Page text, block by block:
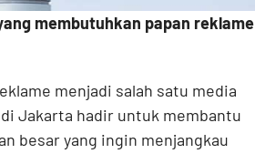
membutuhkan papan reklame
menjadi salah satu media
Jakarta hadir untuk membantu
besar yang ingin menjangkau